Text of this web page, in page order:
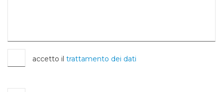
accetto il trattamento dei dati